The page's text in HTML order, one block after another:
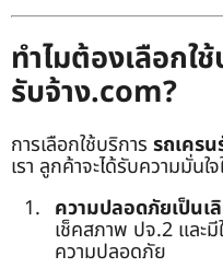
ทำไมต้องเลือกใ
รับจ้าง.com?
การเลือกใช้บริการ รถเครน
เรา ลูกค้าจะได้รับความมั่น
ความปลอดภัยเป็นเ
เช็คสภาพ ปจ.2 และ
ความปลอดภัย